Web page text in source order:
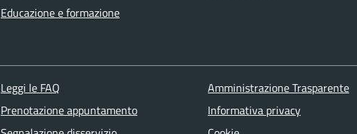
Educazione e formazione
Leggi le FAQ
Prenotazione appuntamento
Amministrazione Trasparente
Informativa privacy